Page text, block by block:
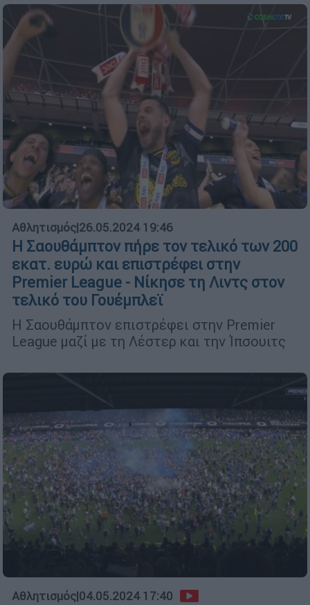
Αθλητισμός|26.05.2024 19:46
Η Σαουθάμπτον πήρε τον τελικό των 200
εκατ. ευρώ και επιστρέφει στην
Premier League - Νίκησε τη Λιντς στον
τελικό του Γουέμπλεϊ
Η Σαουθάμπτον επιστρέφει στην Premier
League μαζί με τη Λέστερ και την Ίπσουιτς
Αθλητισμός|04.05.2024 17:40